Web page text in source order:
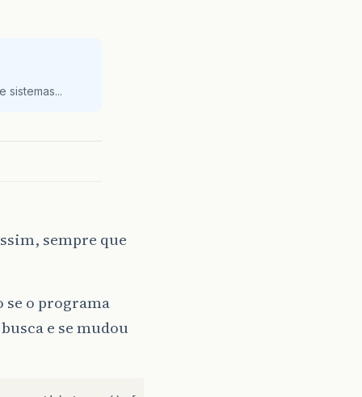
sistemas...
sempre que
se o programa
e se mudou